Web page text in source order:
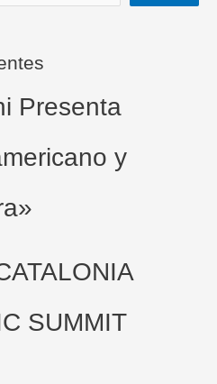
Presenta
y
SUMMIT